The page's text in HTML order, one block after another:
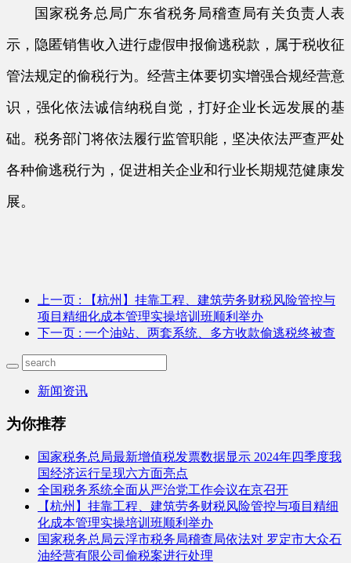
国家税务总局广东省税务局稽查局有关负责人表
示，隐匿销售收入进行虚假申报偷逃税款，属于税收征
管法规定的偷税行为。经营主体要切实增强合规经营意
识，强化依法诚信纳税自觉，打好企业长远发展的基
础。税务部门将依法履行监管职能，坚决依法严查严处
各种偷逃税行为，促进相关企业和行业长期规范健康发
展。
上一页 : 【杭州】挂靠工程、建筑劳务财税风险管控与
项目精细化成本管理实操培训班顺利举办
下一页 : 一个油站、两套系统、多方收款偷逃税终被查
新闻资讯
为你推荐
国家税务总局最新增值税发票数据显示 2024年四季度我
国经济运行呈现六方面亮点
全国税务系统全面从严治党工作会议在京召开
【杭州】挂靠工程、建筑劳务财税风险管控与项目精细
化成本管理实操培训班顺利举办
国家税务总局云浮市税务局稽查局依法对 罗定市大众石
油经营有限公司偷税案进行处理